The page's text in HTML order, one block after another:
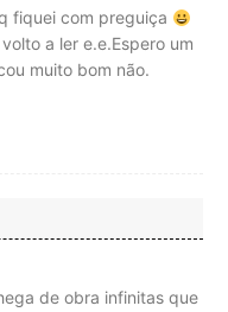
fiquei com preguiça
a ler e.e.Espero um
muito bom não.
de obra infinitas que